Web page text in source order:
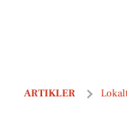
ARTIKLER
Næstved bliver